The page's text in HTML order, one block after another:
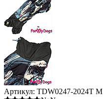
Артикул: TDW0247-2024T M